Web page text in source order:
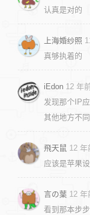
认真是对的
上海婚纱照
真够执着的
iEdon 12 年
发现那个IP
其他地方不
飛天鼠 12 年
应该是苹果
言の葉 12 年
看到那本步